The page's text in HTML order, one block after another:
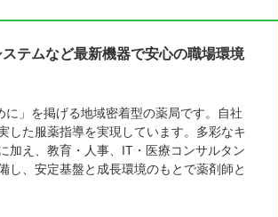
テムなど最新機器で安心の職場環境
」を掲げる地域密着型の薬局です。自社
した服薬指導を実現しています。多彩なキ
加え、教育・人事、IT・医療コンサルタン
し、安定基盤と成長環境のもとで薬剤師と